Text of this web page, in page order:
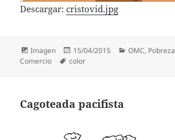
Descargar:cristovid.jpg
Formato
Imagen
Publicado
el
15/04/2015 Categorías
OMC, Pobreza
Comercio
Etiquetas
color
Cagoteada pacifista